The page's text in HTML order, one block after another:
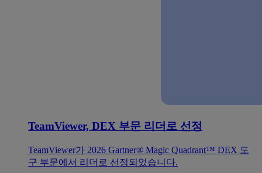
TeamViewer, DEX 부문 리더로 선정
TeamViewer가 2026 Gartner® Magic Quadrant™ DEX 도
구 부문에서 리더로 선정되었습니다.